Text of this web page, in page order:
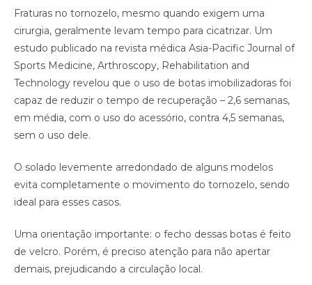
Fraturas no tornozelo, mesmo quando exigem uma
cirurgia, geralmente levam tempo para cicatrizar. Um
estudo publicado na revista médica Asia-Pacific Journal of
Sports Medicine, Arthroscopy, Rehabilitation and
Technology revelou que o uso de botas imobilizadoras foi
capaz de reduzir o tempo de recuperação – 2,6 semanas,
em média, com o uso do acessório, contra 4,5 semanas,
sem o uso dele.
O solado levemente arredondado de alguns modelos
evita completamente o movimento do tornozelo, sendo
ideal para esses casos.
Uma orientação importante: o fecho dessas botas é feito
de velcro. Porém, é preciso atenção para não apertar
demais, prejudicando a circulação local.